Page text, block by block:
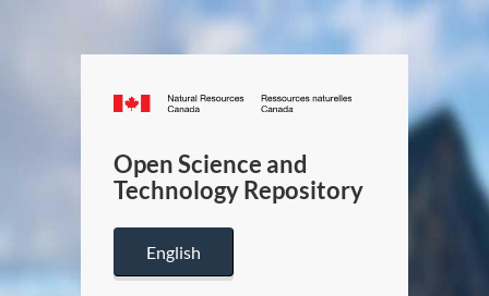
Canada.ca
/
Canada
Open Science and
Technology Repository
English